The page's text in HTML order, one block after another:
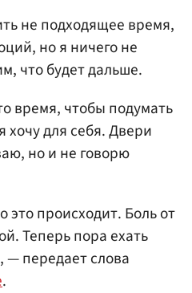
не подходящее время,
но я ничего не
что будет дальше.
время, чтобы подумать
хочу для себя. Двери
но и не говорю
это происходит. Боль от
Теперь пора ехать
— передает слова
.